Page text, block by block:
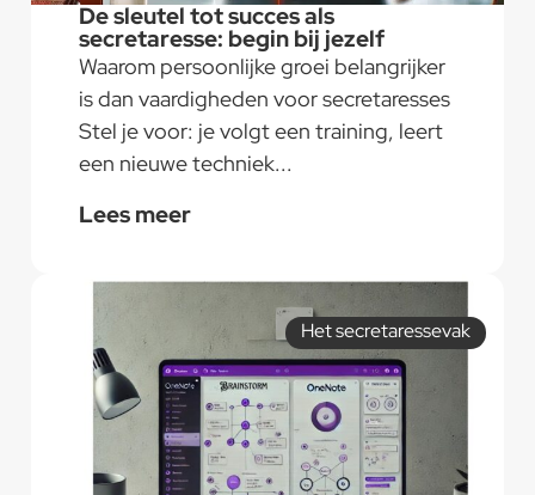
De sleutel tot succes als
secretaresse: begin bij jezelf
Waarom persoonlijke groei belangrijker
is dan vaardigheden voor secretaresses
Stel je voor: je volgt een training, leert
een nieuwe techniek...
Lees meer
Het secretaressevak